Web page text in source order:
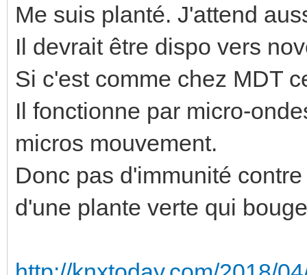
Me suis planté. J'attend
Il devrait être dispo vers
Si c'est comme chez MDT
Il fonctionne par micro-
micros mouvement.
Donc pas d'immunité
d'une plante verte qui